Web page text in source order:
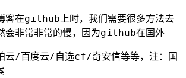
客在github上时，我们需要很多方法去
会非常非常的慢，因为github在国外
云/百度云/自选cf/奇安信等等，注：国